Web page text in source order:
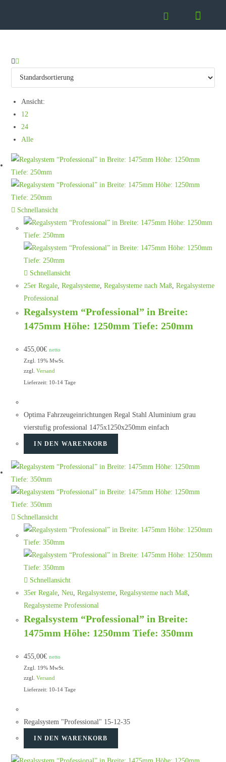
Ansicht:
12
24
Alle
Schnellansicht
Schnellansicht
25er Regale,Regalsysteme,Regalsysteme nach Maß,Regalsysteme
Professional
Regalsystem “Professional” in Breite:
1475mm Höhe: 1250mm Tiefe: 250mm
455,00€ netto
Zzgl. 19% MwSt.
zzgl.Versand
Lieferzeit: 10-14 Tage
Optima Fahrzeugeinrichtungen Regal Stahl Aluminium grau
vierstufig professional 1475x1250x250mm einfach
IN DEN WARENKORB
Schnellansicht
Schnellansicht
35er Regale ,Neu ,Regalsysteme ,Regalsysteme nach Maß
Regalsysteme Professional
Regalsystem “Professional” in Breite:
1475mm Höhe: 1250mm Tiefe: 350mm
455,00€ netto
Zzgl. 19% MwSt.
zzgl.Versand
Lieferzeit: 10-14 Tage
Regalsystem "Professional" 15-12-35
IN DEN WARENKORB